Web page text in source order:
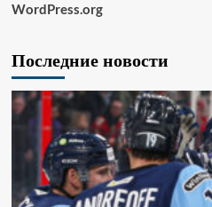
WordPress.org
Последние новости